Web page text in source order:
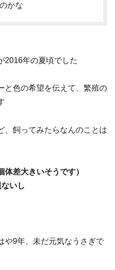
かな
2016年の夏頃でした
と色の希望を伝えて、繁殖の
、飼ってみたらなんのことは
差大きいそうです）
いし
や9年、未だ元気なうさぎで